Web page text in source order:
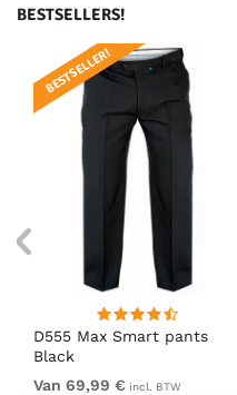
BESTSELLERS!
D555 Max Smart pants
Black
BESTSELLER!
Van 69,99 € incl. BTW